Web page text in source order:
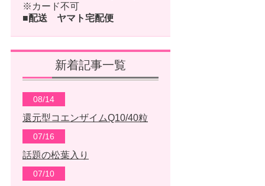
※カード不可
■配送 ヤマト宅配便
新着記事一覧
08/14
還元型コエンザイムQ10/40粒
07/16
話題の松葉入り
07/10